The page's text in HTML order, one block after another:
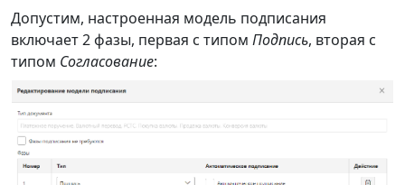
Допустим, настроенная модель подписания
включает 2 фазы, первая с типом Подпись, вторая с
типом Согласование: